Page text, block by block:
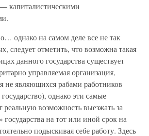
капиталистическими
однако на самом деле все не так
следует отметить, что возможна такая
данного государства существует
управляемая организация,
не являющихся рабами работников
однако эти самые
возможность выезжать за
государства на тот или иной срок на
подыскивая себе работу. Здесь